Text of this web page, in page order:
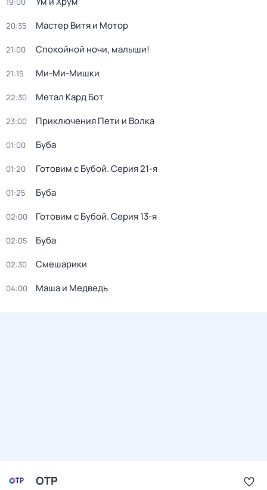
20:35 Мастер Витя и Мотор
21:00 Спокойной ночи, малыши!
21:15 Ми-Ми-Мишки
22:30 Метал Кард Бот
23:00 Приключения Пети и Волка
01:00 Буба
01:20 Готовим с Бубой. Серия 21-я
01:25 Буба
02:00 Готовим с Бубой. Серия 13-я
02:05 Буба
02:30 Смешарики
04:00 Маша и Медведь
ОТР